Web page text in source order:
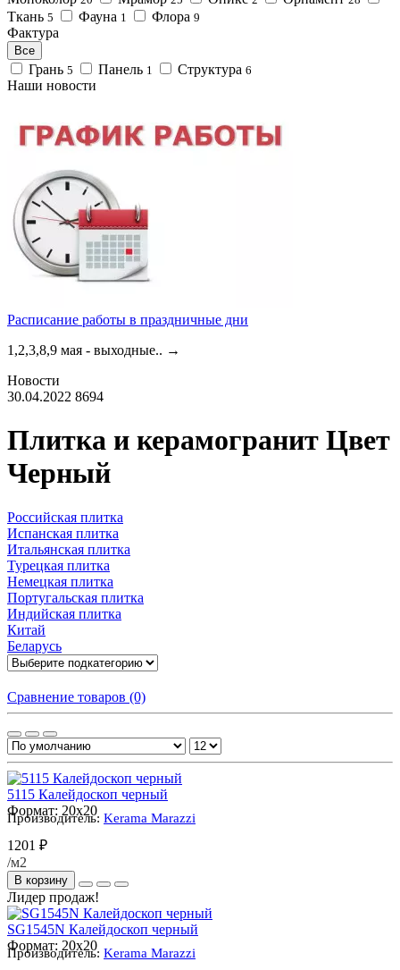
Ткань 5 Фауна 1 Флора 9
Фактура
Все
Грань 5 Панель 1 Структура 6
Наши новости
Расписание работы в праздничные дни
1,2,3,8,9 мая - выходные.. →
Новости
30.04.2022 8694
Плитка и керамогранит Цвет
Черный
Российская плитка
Испанская плитка
Итальянская плитка
Турецкая плитка
Немецкая плитка
Португальская плитка
Индийская плитка
Китай
Беларусь
Сравнение товаров (0)
5115 Калейдоскоп черный
Формат: 20x20
Производитель: Kerama Marazzi
1201 ₽
/м2
В корзину
Лидер продаж!
SG1545N Калейдоскоп черный
Формат: 20x20
Производитель: Kerama Marazzi